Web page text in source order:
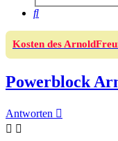
Suche
Kosten des
Powerblock
Antworten